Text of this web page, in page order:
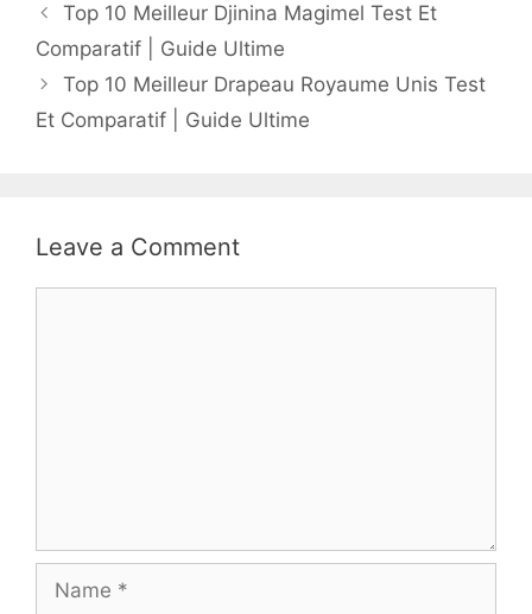
Top 10 Meilleur Djinina Magimel Test Et
Comparatif | Guide Ultime
Top 10 Meilleur Drapeau Royaume Unis Test
Et Comparatif | Guide Ultime
Leave a Comment